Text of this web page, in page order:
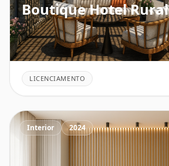
Boutique Hotel Rural
LICENCIAMENTO
Interior 2024